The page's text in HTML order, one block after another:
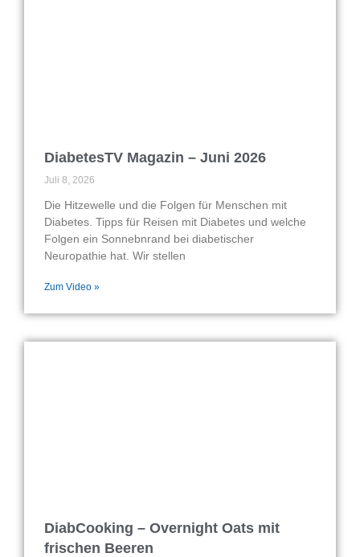
DiabetesTV Magazin – Juni 2026
Juli 8, 2026
Die Hitzewelle und die Folgen für Menschen mit
Diabetes. Tipps für Reisen mit Diabetes und welche
Folgen ein Sonnebnrand bei diabetischer
Neuropathie hat. Wir stellen
Zum Video »
DiabCooking – Overnight Oats mit
frischen Beeren